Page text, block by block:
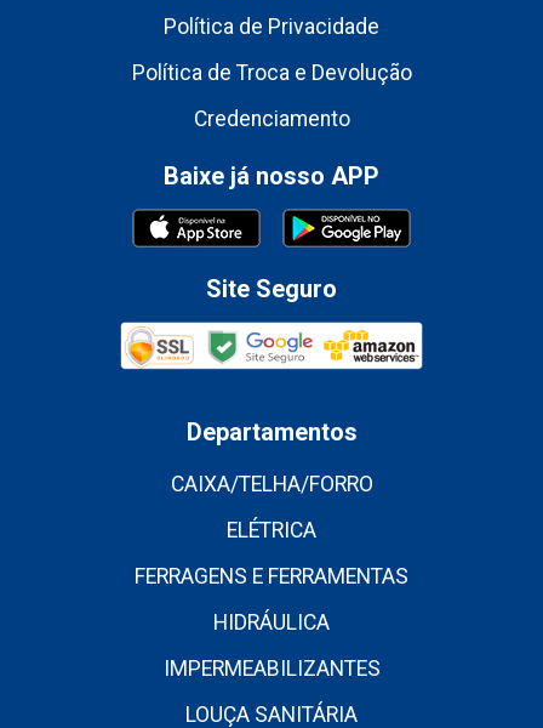
Política de Privacidade
Política de Troca e Devolução
Credenciamento
Baixe já nosso APP
Site Seguro
Departamentos
CAIXA/TELHA/FORRO
ELÉTRICA
FERRAGENS E FERRAMENTAS
HIDRÁULICA
IMPERMEABILIZANTES
LOUÇA SANITÁRIA